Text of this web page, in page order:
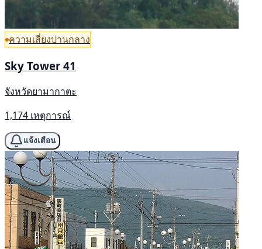
ความเสี่ยงปานกลาง
Sky Tower 41
จังหวัดยามากาตะ
1,174 เหตุการณ์
แจ้งเตือน